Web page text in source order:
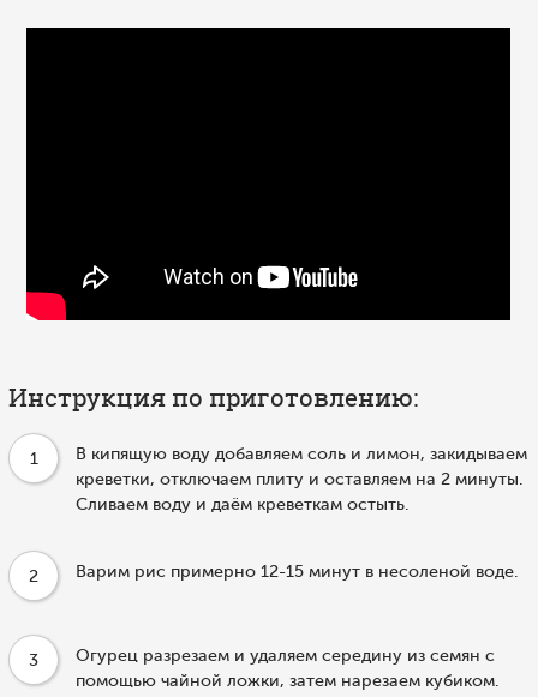
Инструкция по приготовлению:
1
В кипящую воду добавляем соль и лимон, закидываем
креветки, отключаем плиту и оставляем на 2 минуты.
Сливаем воду и даём креветкам остыть.
2 Варим рис примерно 12-15 минут в несоленой воде.
3
Огурец разрезаем и удаляем середину из семян с
помощью чайной ложки, затем нарезаем кубиком.